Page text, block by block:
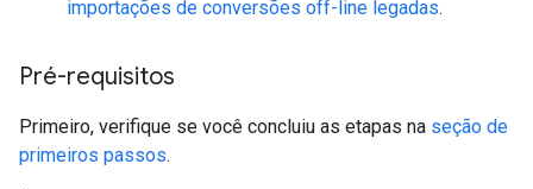
importações de conversões off-line legadas.
Pré-requisitos
Primeiro, verifique se você concluiu as etapas na seção de
primeiros passos.